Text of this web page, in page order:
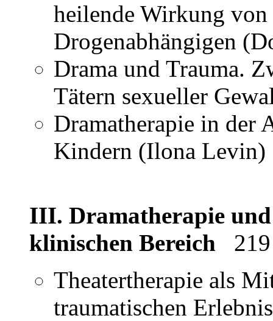
heilende Wirkung
Drogenabhängigen
Drama und Trauma.
Tätern sexueller
Dramatherapie in der
Kindern (Ilona
III. Dramatherapie
klinischen Bereich 219
Theatertherapie als
traumatischen